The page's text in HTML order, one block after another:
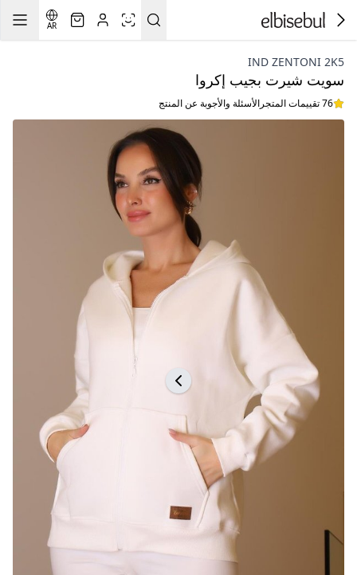
AR
IND ZENTONI 2K5
سويت شيرت بجيب إكروا
76 تقييمات المتجر الأسئلة والأجوبة عن المنتج